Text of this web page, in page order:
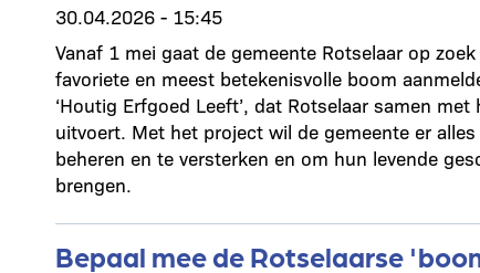
30.04.2026 - 15:45
Vanaf 1 mei gaat de gemeente Rotselaar op
favoriete en meest betekenisvolle boom
‘Houtig Erfgoed Leeft’, dat Rotselaar samen
uitvoert. Met het project wil de gemeente er
beheren en te versterken en om hun levende
brengen.
Bepaal mee de Rotselaarse